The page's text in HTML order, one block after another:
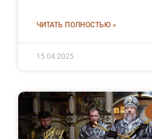
ЧИТАТЬ ПОЛНОСТЬЮ »
15.04.2025